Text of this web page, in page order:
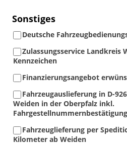
Sonstiges
Deutsche
Zulassungsservice Landkreis
Kennzeichen
Finanzierungsangebot
Fahrzeugauslieferung in D-
Weiden in der Oberpfalz inkl.
Fahrgestellnummernbestätigung
Fahrzeuglieferung per
Kilometer ab Weiden